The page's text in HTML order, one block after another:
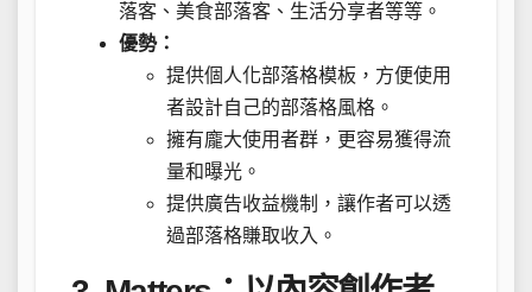
落客、美食部落客、生活分享者等等。
優勢：
提供個人化部落格模板，方便使用
者設計自己的部落格風格。
擁有龐大使用者群，更容易獲得流
量和曝光。
提供廣告收益機制，讓作者可以透
過部落格賺取收入。